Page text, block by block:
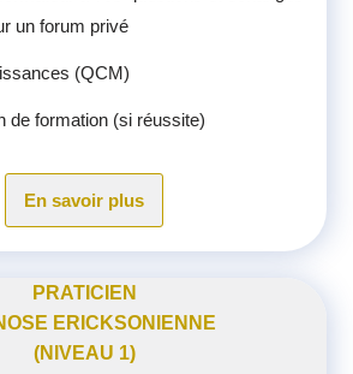
un forum privé
(QCM)
de formation (si réussite)
En savoir plus
PRATICIEN
ERICKSONIENNE
(NIVEAU 1)